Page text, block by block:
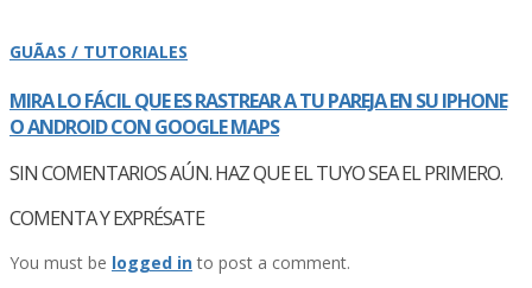
GUÃAS / TUTORIALES
MIRA LO FÁCIL QUE ES RASTREAR A TU PAREJA EN SU IPHONE
O ANDROID CON GOOGLE MAPS
SIN COMENTARIOS AÚN. HAZ QUE EL TUYO SEA EL PRIMERO.
COMENTA Y EXPRÉSATE
You must be logged into post a comment.